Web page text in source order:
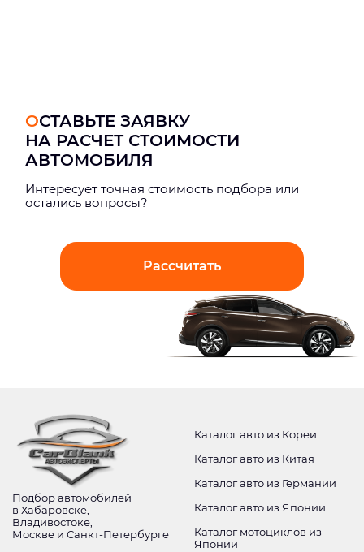
ОСТАВЬТЕ ЗАЯВКУ
НА РАСЧЕТ СТОИМОСТИ
АВТОМОБИЛЯ
Интерeсует точная стоимость подбора или
остались вопросы?
Рассчитать
Подбор автомобилей
в Хабаровске,
Владивостоке,
Москве и Санкт-Петербурге
Каталог авто из Кореи
Каталог авто из Китая
Каталог авто из Германии
Каталог авто из Японии
Каталог мотоциклов из
Японии